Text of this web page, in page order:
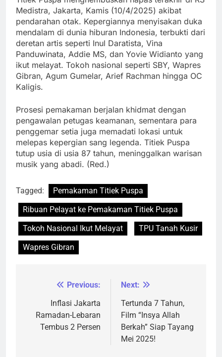
Medistra, Jakarta, Kamis (10/4/2025) akibat
pendarahan otak. Kepergiannya menyisakan duka
mendalam di dunia hiburan Indonesia, terbukti dari
deretan artis seperti Inul Daratista, Vina
Panduwinata, Addie MS, dan Yovie Widianto yang
ikut melayat. Tokoh nasional seperti SBY, Wapres
Gibran, Agum Gumelar, Arief Rachman hingga OC
Kaligis.
Prosesi pemakaman berjalan khidmat dengan
pengawalan petugas keamanan, sementara para
penggemar setia juga memadati lokasi untuk
melepas kepergian sang legenda. Titiek Puspa
tutup usia di usia 87 tahun, meninggalkan warisan
musik yang abadi. (Red.)
Tagged:
Pemakaman Titiek Puspa
Ribuan Pelayat ke Pemakaman Titiek Puspa
Tokoh Nasional Ikut Melayat
TPU Tanah Kusir
Wapres Gibran
NavigasiPrevious:
Inflasi Jakarta
Ramadan-Lebaran
Tembus 2 Persen
Next:
Tertunda 7 Tahun,
Film “Insya Allah
Berkah” Siap Tayang
Mei 2025!